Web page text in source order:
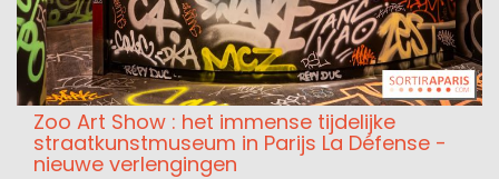
Zoo Art Show : het immense tijdelijke
straatkunstmuseum in Parijs La Défense -
nieuwe verlengingen